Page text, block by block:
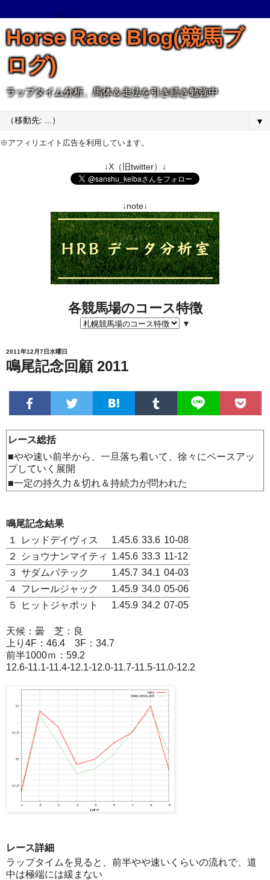
Horse Race Blog(競馬ブ
ログ)
ラップタイム分析、馬体＆走法を引き続き勉強中
▼
※アフィリエイト広告を利用しています。
↓X（旧twitter）↓
↓note↓
各競馬場のコース特徴
▼
2011年12月7日水曜日
鳴尾記念回顧 2011
レース総括
■やや速い前半から、一旦落ち着いて、徐々にペースアッ
プしていく展開
■一定の持久力＆切れ＆持続力が問われた
鳴尾記念結果
１
レッドデイヴィス 1.45.6 33.6 10-08
２
ショウナンマイティ 1.45.6 33.3 11-12
３ サダムパテック 1.45.7 34.1 04-03
４ フレールジャック 1.45.9 34.0 05-06
５
ヒットジャポット 1.45.9 34.2 07-05
天候：曇 芝：良
上り4F：46.4 3F：34.7
前半1000ｍ：59.2
12.6-11.1-11.4-12.1-12.0-11.7-11.5-11.0-12.2
レース詳細
ラップタイムを見ると、前半やや速いくらいの流れで、道
中は極端には緩まない